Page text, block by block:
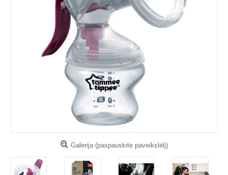
Galerija (paspauskite paveikslėlį)